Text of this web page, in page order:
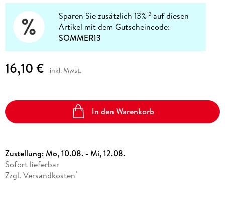
Sparen Sie zusätzlich 13%12 auf diesen
Artikel mit dem Gutscheincode:
SOMMER13
16,10 € inkl. Mwst.
In den Warenkorb
Zustellung:Mo, 10.08. - Mi, 12.08.
Sofort lieferbar
Zzgl. Versandkosten *